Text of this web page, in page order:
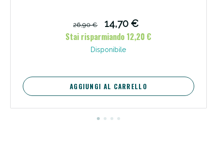
26,90 €
14,70 €
Stai risparmiando 12,20 €
Disponibile
AGGIUNGI AL CARRELLO